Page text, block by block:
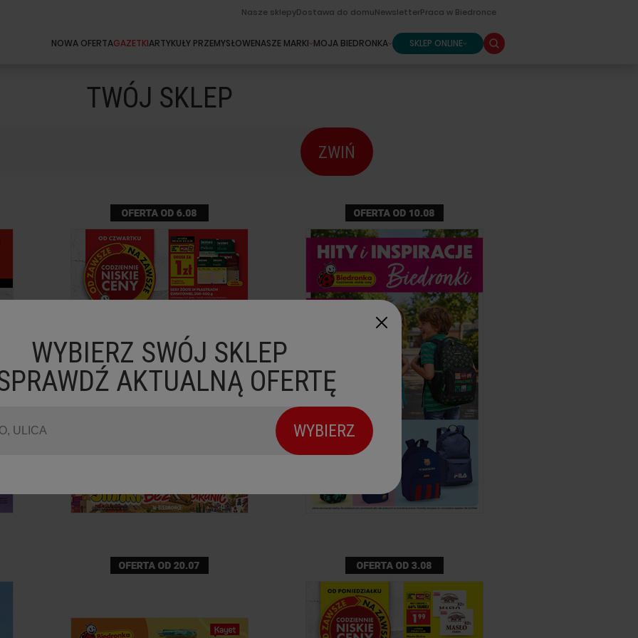
Nasze sklepyDostawa do domuNewsletterPraca w Biedronce
NOWA OFERTAGAZETKIARTYKUŁY PRZEMYSŁOWENASZE MARKI MOJA BIEDRONKA
SKLEP ONLINE
TWÓJ SKLEP
WYBIERZ SWÓJ SKLEP
AKTUALNĄ OFERTĘ
WYBIERZ